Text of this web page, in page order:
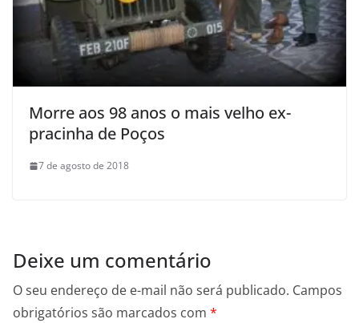
Morre aos 98 anos o mais velho ex-
pracinha de Poços
7 de agosto de 2018
Deixe um comentário
O seu endereço de e-mail não será publicado. Campos
obrigatórios são marcados com *